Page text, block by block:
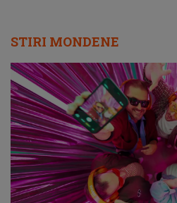
STIRI MONDENE